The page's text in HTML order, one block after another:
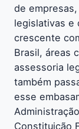
de
legislativas e
crescente
Brasil, áreas
assessoria
também
esse
Constituição